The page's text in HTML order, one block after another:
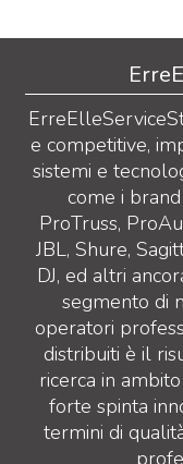
e competitive,
sistemi e
come i
ProTruss,
JBL, Shure,
DJ, ed altri
segmento di
operatori
distribuiti è il
ricerca in
forte spinta
termini di